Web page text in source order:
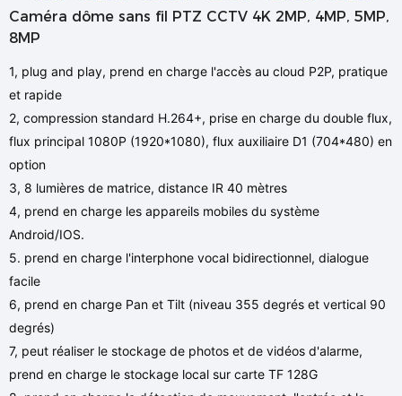
Caméra dôme sans fil PTZ CCTV 4K 2MP, 4MP, 5MP,
8MP
1, plug and play, prend en charge l'accès au cloud P2P, pratique
et rapide
2, compression standard H.264+, prise en charge du double flux,
flux principal 1080P (1920*1080), flux auxiliaire D1 (704*480) en
option
3, 8 lumières de matrice, distance IR 40 mètres
4, prend en charge les appareils mobiles du système
Android/IOS.
5. prend en charge l'interphone vocal bidirectionnel, dialogue
facile
6, prend en charge Pan et Tilt (niveau 355 degrés et vertical 90
degrés)
7, peut réaliser le stockage de photos et de vidéos d'alarme,
prend en charge le stockage local sur carte TF 128G